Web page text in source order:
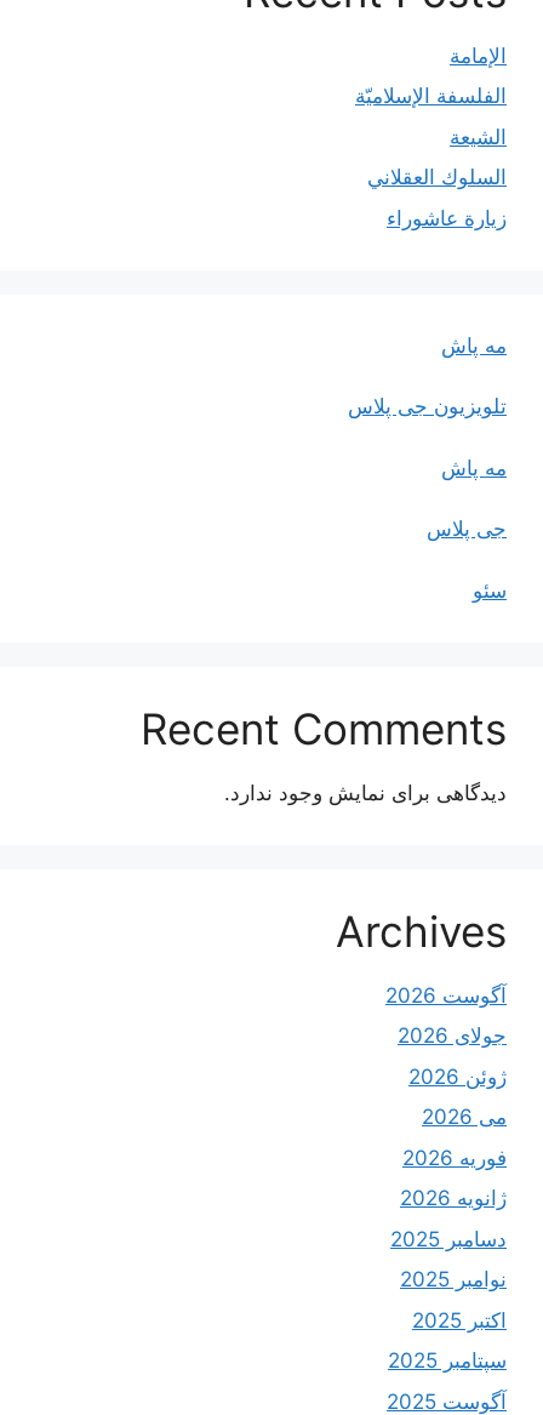
الإمامة
الفلسفة الإسلاميّة
الشيعة
السلوك العقلاني
زيارة عاشوراء
مه پاش
تلویزیون جی پلاس
مه پاش
جی پلاس
سئو
Recent Comments
دیدگاهی برای نمایش وجود ندارد.
Archives
آگوست 2026
جولای 2026
ژوئن 2026
می 2026
فوریه 2026
ژانویه 2026
دسامبر 2025
نوامبر 2025
اکتبر 2025
سپتامبر 2025
آگوست 2025